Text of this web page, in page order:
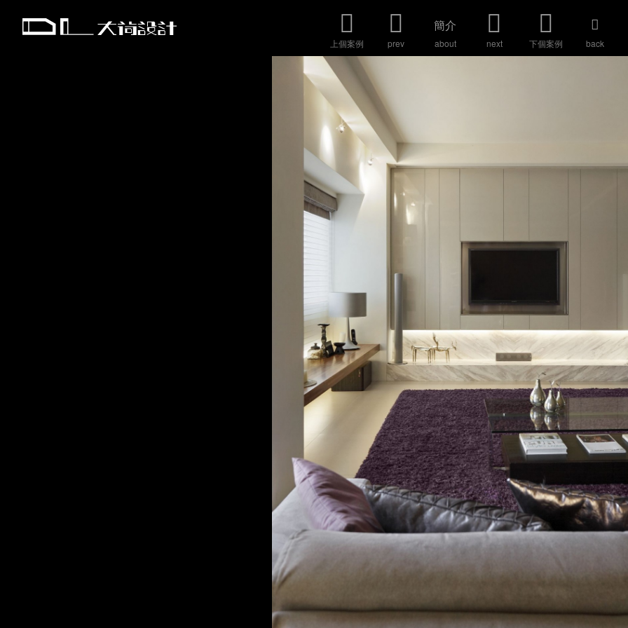
上個案例 prev
簡介
about next 下個案例 back